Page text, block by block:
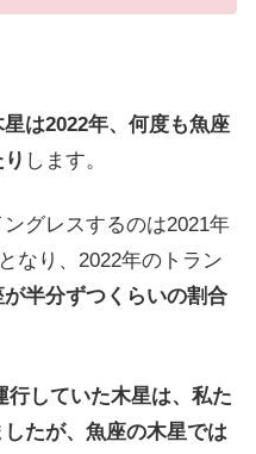
星は2022年、何度も魚座
します。
グレスするのは2021年
なり、2022年のトラン
半分ずつくらいの割合
行していた木星は、私た
たが、魚座の木星では